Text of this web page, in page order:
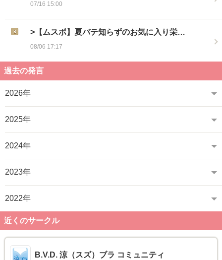
07/16 15:00
>【ムスボ】夏バテ知らずのお気に入り栄…
08/06 17:17
過去の発言
2026年
2025年
2024年
2023年
2022年
近くのサークル
B.V.D. 涼（スズ）ブラ コミュニティ